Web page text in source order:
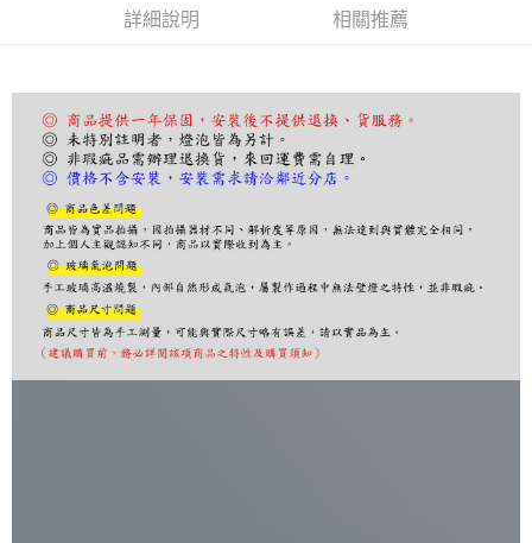
AFTEE先享後付是「在收到商品之後才付款」的支付方式。 讓您購物簡單
３．安心：先確認商品／服務後，再付款。
【「AFTEE先享後付」結帳流程】
１．於結帳方式選擇「AFTEE先享後付」後，將跳轉至「AFTEE先享後付」
２．訂單成立數日內，您將收到繳費通知簡訊。
３．收到繳費通知簡訊後14天內，點擊此簡訊中的連結，可透過四大超商／
ATM／網路銀行／等多元方式進行付款，方視為交易完成。
※ 請注意：結帳手續完成當下不需立刻繳費，但若您需要取消訂單，請聯絡
購買商品的店家。未經商家同意取消之訂單仍視為有效，需透過AFTEE先享
後付繳納相關費用。
※ 交易是否成功請以「AFTEE先享後付 」之結帳頁面顯示為準，若有關於
宅配
每筆NT$180，滿NT$5,000(含以上)免運費
詳細說明 相關推薦